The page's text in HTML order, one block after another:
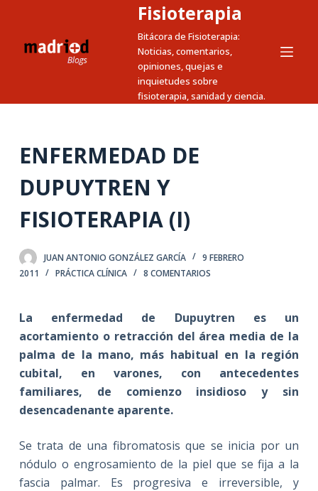
r
n
o
Fisioterapia
Bitácora de Fisioterapia:
Noticias, comentarios,
opiniones, quejas e
inquietudes sobre
fisioterapia, sanidad y ciencia.
ENFERMEDAD DE
DUPUYTREN Y
FISIOTERAPIA (I)
JUAN ANTONIO GONZÁLEZ GARCÍA
9 FEBRERO
2011
PRÁCTICA CLÍNICA 8 COMENTARIOS
La enfermedad de Dupuytren es un
acortamiento o retracción del área media de la
palma de la mano, más habitual en la región
cubital, en varones, con antecedentes
familiares, de comienzo insidioso y sin
desencadenante aparente.
Se trata de una fibromatosis que se inicia por un
nódulo o engrosamiento de la piel que se fija a la
fascia palmar. Es progresiva e irreversible, y